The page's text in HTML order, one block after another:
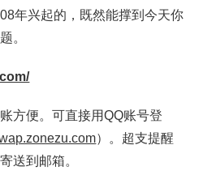
年兴起的，既然能撑到今天你
。
方便。可直接用QQ账号登
）。超支提醒
送到邮箱。